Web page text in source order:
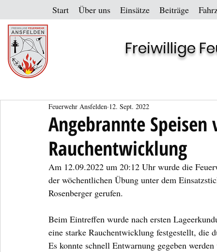
Start Über uns Einsätze Beiträge
Freiwillige
Angebrannte
Rauchentwicklung
Feuerwehr Ansfelden 12. Sept. 2022
Am 12.09.2022 um 20:12 Uhr wurde die
der wöchentlichen Übung unter dem
Rosenberger gerufen.
Beim Eintreffen wurde nach ersten
eine starke Rauchentwicklung festgestellt, die
Es konnte schnell Entwarnung gegeben